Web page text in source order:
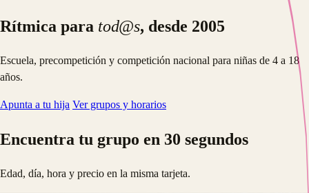
Rítmica para tod@s, desde 2005
Escuela, precompetición y competición nacional para niñas de 4 a 18
años.
Apunta a tu hija Ver grupos y horarios
Encuentra tu grupo en 30 segundos
Edad, día, hora y precio en la misma tarjeta.